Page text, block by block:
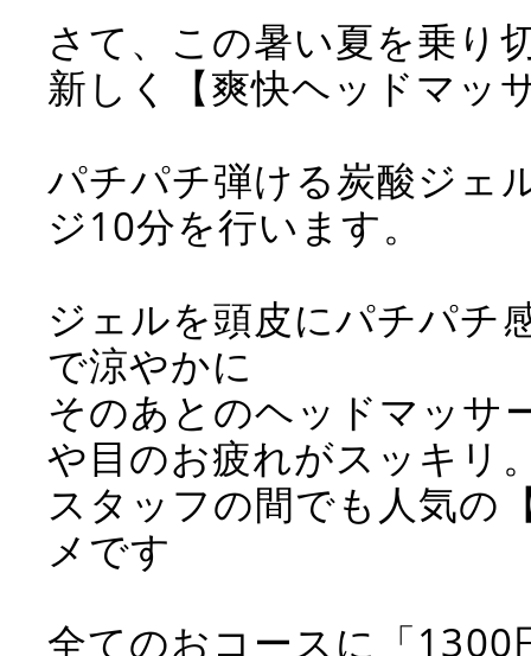
さて、この暑い夏を乗り
新しく【爽快ヘッドマッ
パチパチ弾ける炭酸ジェ
ジ10分を行います。
ジェルを頭皮にパチパチ
で涼やかに
そのあとのヘッドマッサ
や目のお疲れがスッキリ
スタッフの間でも人気の
メです
全てのおコースに「